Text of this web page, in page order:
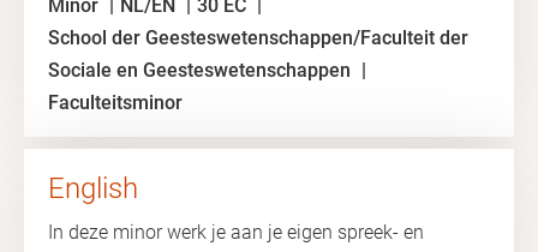
Minor NL/EN
30 EC
School der Geesteswetenschappen/Faculteit der
Sociale en Geesteswetenschappen
Faculteitsminor
English
In deze minor werk je aan je eigen spreek- en